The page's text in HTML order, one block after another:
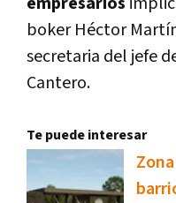
boker Héctor
secretaria del jefe
Cantero.
Te puede interesar